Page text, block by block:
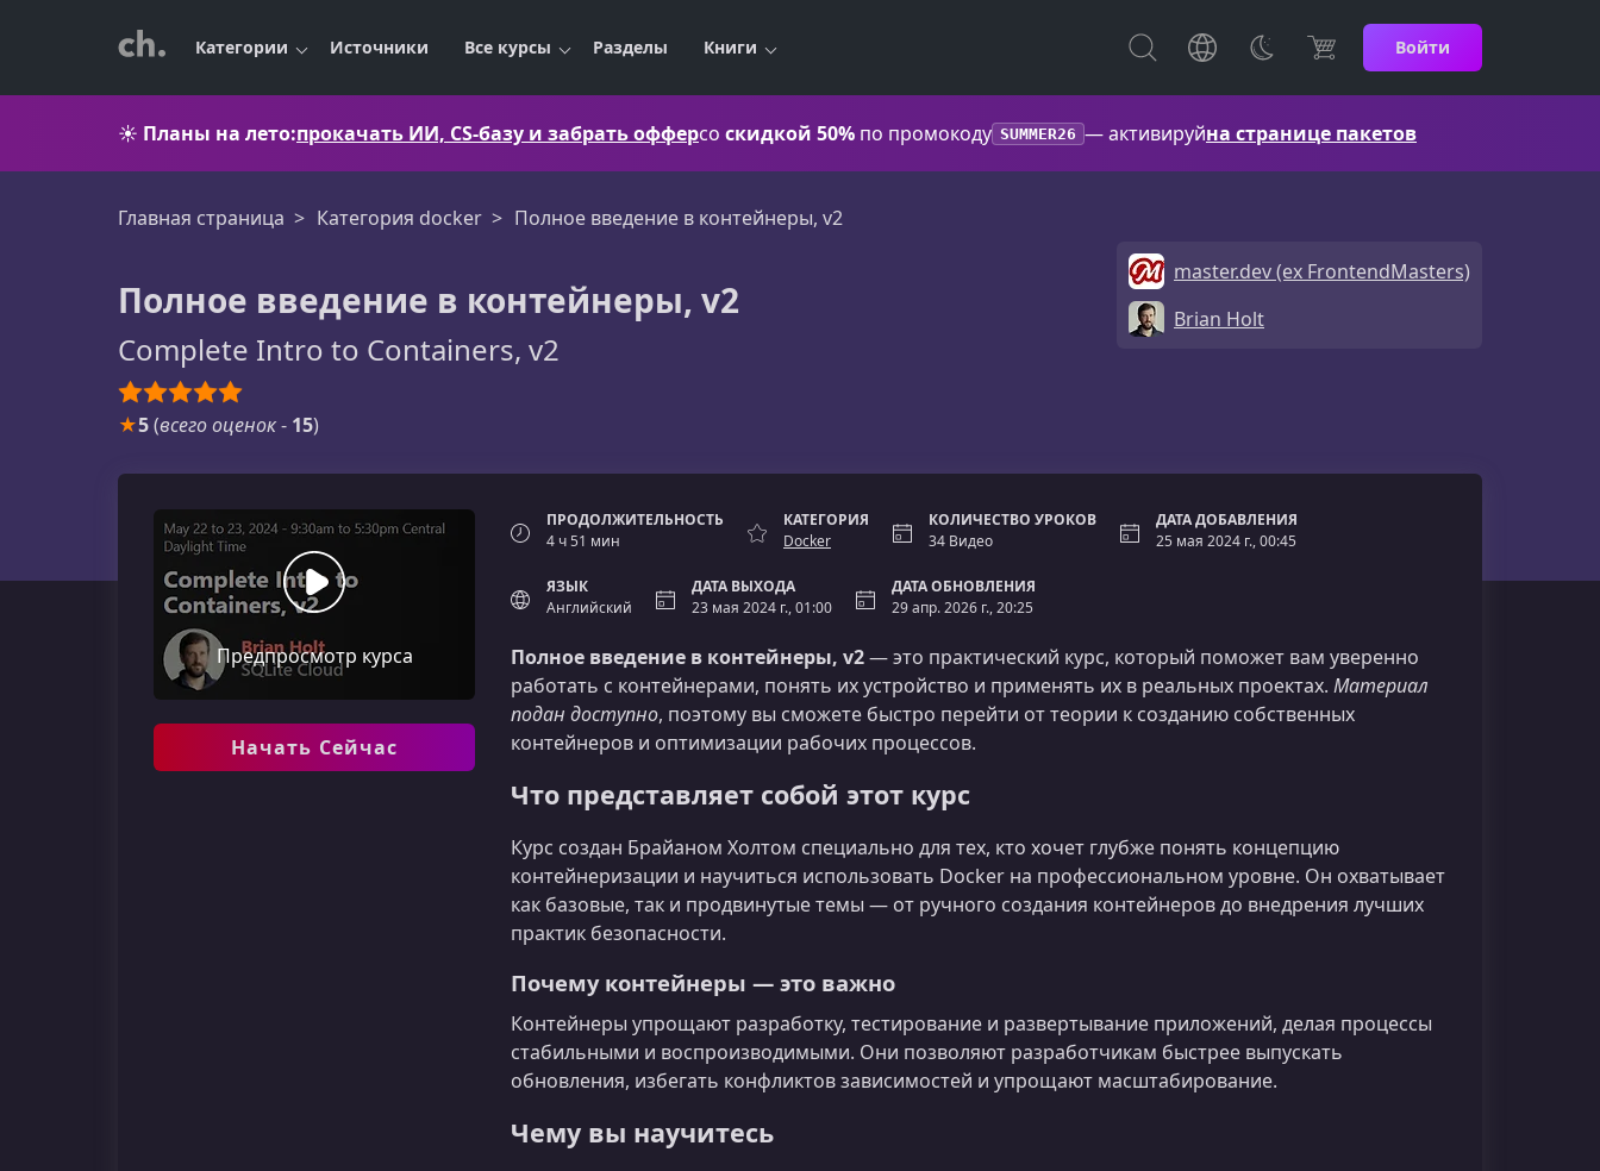
Категории Источники Все курсы Разделы Книги Войти
☀️ Планы на лето:прокачать ИИ, CS-базу и забрать офферсо скидкой 50% по промокоду SUMMER26 — активируйна странице пакетов
Главная страница Категория docker Полное введение в контейнеры, v2
Полное введение в контейнеры, v2
Complete Intro to Containers, v2
master.dev (ex FrontendMasters)
Brian Holt
★5(всего оценок- 15)
Предпросмотр курса
Начать Сейчас
ПРОДОЛЖИТЕЛЬНОСТЬ
4 ч 51 мин
КАТЕГОРИЯ
Docker
КОЛИЧЕСТВО УРОКОВ
34 Видео
ДАТА ДОБАВЛЕНИЯ
25 мая 2024 г., 00:45
ЯЗЫК
Английский
ДАТА ВЫХОДА
23 мая 2024 г., 01:00
ДАТА ОБНОВЛЕНИЯ
29 апр. 2026 г., 20:25
Полное введение в контейнеры, v2— это практический курс, который поможет вам уверенно
работать с контейнерами, понять их устройство и применять их в реальных проектах. Материал
подан доступно, поэтому вы сможете быстро перейти от теории к созданию собственных
контейнеров и оптимизации рабочих процессов.
Что представляет собой этот курс
Курс создан Брайаном Холтом специально для тех, кто хочет глубже понять концепцию
контейнеризации и научиться использовать Docker на профессиональном уровне. Он охватывает
как базовые, так и продвинутые темы — от ручного создания контейнеров до внедрения лучших
практик безопасности.
Почему контейнеры — это важно
Контейнеры упрощают разработку, тестирование и развертывание приложений, делая процессы
стабильными и воспроизводимыми. Они позволяют разработчикам быстрее выпускать
обновления, избегать конфликтов зависимостей и упрощают масштабирование.
Чему вы научитесь